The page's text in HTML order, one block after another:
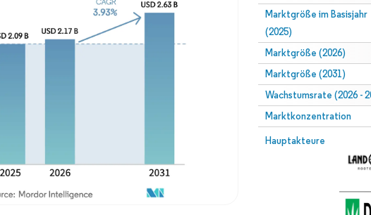
Marktgröße im Basisjahr
(2025)
Marktgröße (2026)
Marktgröße (2031)
Wachstumsrate (2026 -
Marktkonzentration
Hauptakteure
Bild © Mordor Intelligence.
Bild © Mordor Intelligence. Wiederverwendung erfordert Namensnennung